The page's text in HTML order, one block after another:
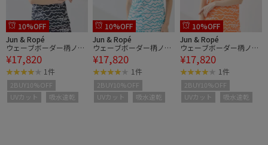
10%OFF
Jun & Ropé
ウェーブボーダー柄ノー
スリーブポロ/UV・吸水
速乾
¥17,820
1件
2BUY10%OFF
UVカット
吸水速乾
10%OFF
Jun & Ropé
ウェーブボーダー柄ノー
スリーブポロ/UV・吸水
速乾
¥17,820
1件
2BUY10%OFF
UVカット
吸水速乾
10%OFF
Jun & Ropé
ウェーブボーダー柄ノー
スリーブポロ/UV・吸水
速乾
¥17,820
1件
2BUY10%OFF
UVカット
吸水速乾